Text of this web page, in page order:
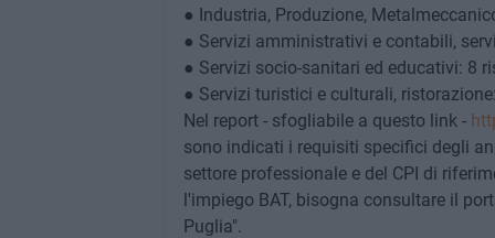
● Industria, Produzione,
● Servizi amministrativi e contabili,
● Servizi socio-sanitari ed educativi: 8
● Servizi turistici e culturali,
Nel report - sfogliabile a questo link -
sono indicati i requisiti specifici degli
settore professionale e del CPI di
l'impiego BAT, bisogna consultare il
Puglia".